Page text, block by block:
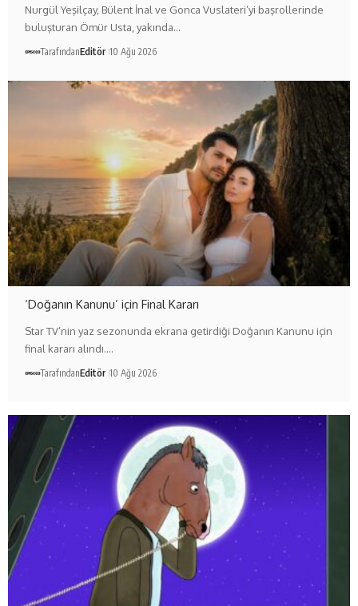
Nurgül Yeşilçay, Bülent İnal ve Gonca Vuslateri’yi başrollerinde
buluşturan Ömür Usta, yakında…
TarafındanEditör 10 Ağu 2026
‘Doğanın Kanunu’ için Final Kararı
Star TV’nin yaz sezonunda ekrana getirdiği Doğanın Kanunu için
final kararı alındı.…
TarafındanEditör 10 Ağu 2026